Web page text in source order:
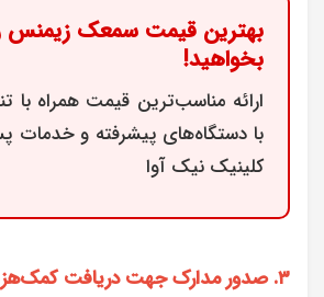
بهترین قیمت سمعک زیمنس
بخواهید!
ارائه مناسب‌ترین قیمت همراه
با دستگاه‌های پیشرفته و خدمات
کلینیک نیک آوا
۳. صدور مدارک جهت دریافت کمک‌هزینه بیمه